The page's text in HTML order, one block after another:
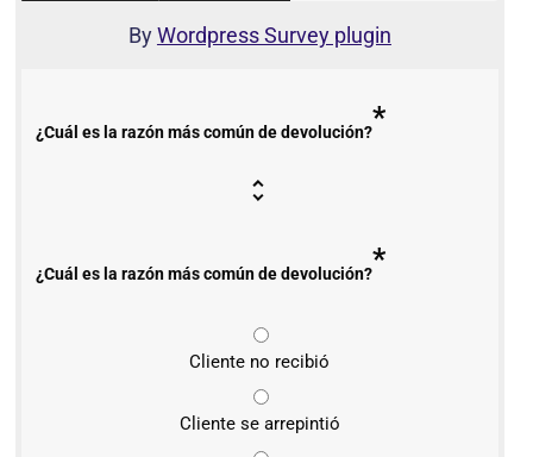
ByWordpress Survey plugin
¿Cuál es la razón más común de devolución?*
¿Cuál es la razón más común de devolución?*
Cliente no recibió
Cliente se arrepintió